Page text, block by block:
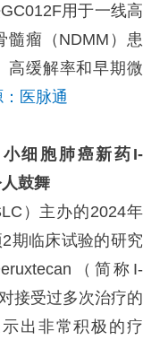
用于一线高
髓瘤（NDMM）患
高缓解率和早期微
医脉通
细胞肺癌新药I-
鼓舞
）主办的2024年
期临床试验的研究
（简称I-
接受过多次治疗的
出非常积极的疗